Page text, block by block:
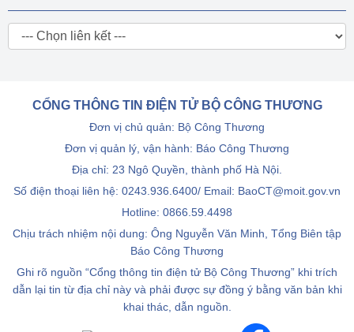
CỔNG THÔNG TIN ĐIỆN TỬ BỘ CÔNG THƯƠNG
Đơn vị chủ quản: Bộ Công Thương
Đơn vị quản lý, vận hành: Báo Công Thương
Địa chỉ: 23 Ngô Quyền, thành phố Hà Nội.
Số điện thoại liên hệ: 0243.936.6400/ Email: BaoCT@moit.gov.vn
Hotline: 0866.59.4498
Chịu trách nhiệm nội dung: Ông Nguyễn Văn Minh, Tổng Biên tập
Báo Công Thương
Ghi rõ nguồn “Cổng thông tin điện tử Bộ Công Thương” khi trích
dẫn lại tin từ địa chỉ này và phải được sự đồng ý bằng văn bản khi
khai thác, dẫn nguồn.